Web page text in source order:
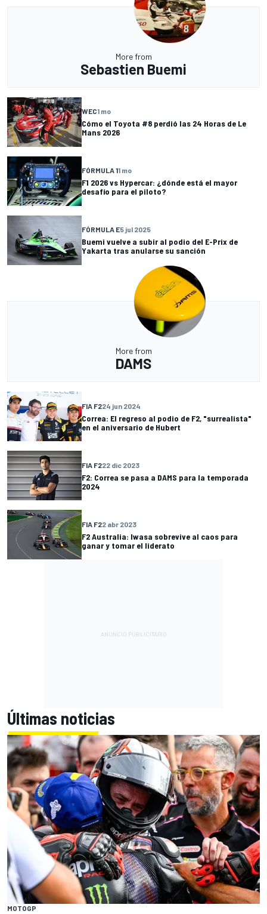
More from
Sebastien Buemi
WEC1 mo
Cómo el Toyota #8 perdió las 24 Horas de Le
Mans 2026
FÓRMULA 11 mo
F1 2026 vs Hypercar: ¿dónde está el mayor
desafío para el piloto?
FÓRMULA E5 jul 2025
Buemi vuelve a subir al podio del E-Prix de
Yakarta tras anularse su sanción
More from
DAMS
FIA F224 jun 2024
Correa: El regreso al podio de F2, "surrealista"
en el aniversario de Hubert
FIA F222 dic 2023
F2: Correa se pasa a DAMS para la temporada
2024
FIA F22 abr 2023
F2 Australia: Iwasa sobrevive al caos para
ganar y tomar el liderato
Últimas noticias
MOTOGP